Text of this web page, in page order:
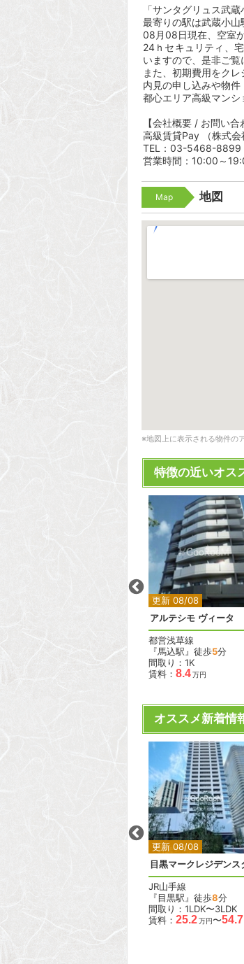
「サンタグリュス武
最寄りの駅は武蔵小山
08月08日現在、空室
24ｈセキュリティ、
いますので、是非ご覧
また、初期費用をク
内見の申し込みや物件
都心エリア高級マンシ
【会社概要 / お問い合
高級賃貸Pay （株式会
TEL：03-5468-8899
営業時間：10:00～
Map 地図
※地図上に表示される物件の
特徴の近いオス
東急多摩川線
分
更新 08/08
2
アルテシモ ヴィータ
都営浅草線
『馬込駅』徒歩5分
間取り：1K
賃料： 8.4万円
オススメ新着情
賃料：
更新 08/08
2
JR山手線
『目黒駅』徒歩8分
間取り：1LDK〜3LDK
賃料： 25.2万円〜54.7